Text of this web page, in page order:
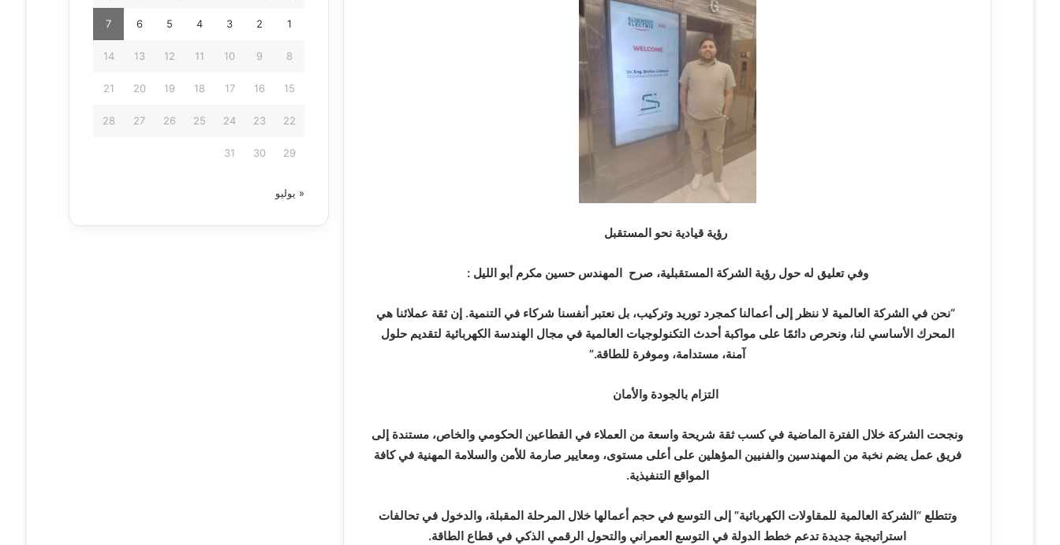
رؤية قيادية نحو المستقبل
وفي تعليق له حول رؤية الشركة المستقبلية، صرح المهندس حسين مكرم أبو الليل :
“نحن في الشركة العالمية لا ننظر إلى أعمالنا كمجرد توريد وتركيب، بل نعتبر أنفسنا شركاء في التنمية. إن ثقة عملائنا هي
المحرك الأساسي لنا، ونحرص دائمًا على مواكبة أحدث التكنولوجيات العالمية في مجال الهندسة الكهربائية لتقديم حلول
آمنة، مستدامة، وموفرة للطاقة.”
التزام بالجودة والأمان
ونجحت الشركة خلال الفترة الماضية في كسب ثقة شريحة واسعة من العملاء في القطاعين الحكومي والخاص، مستندة إلى
فريق عمل يضم نخبة من المهندسين والفنيين المؤهلين على أعلى مستوى، ومعايير صارمة للأمن والسلامة المهنية في كافة
المواقع التنفيذية.
وتتطلع “الشركة العالمية للمقاولات الكهربائية” إلى التوسع في حجم أعمالها خلال المرحلة المقبلة، والدخول في تحالفات
استراتيجية جديدة تدعم خطط الدولة في التوسع العمراني والتحول الرقمي الذكي في قطاع الطاقة.
1
2
3
4
5
6
7
8
9
10
11
12
13
14
15
16
17
18
19
20
21
22
23
24
25
26
27
28
29
30
31
« يوليو